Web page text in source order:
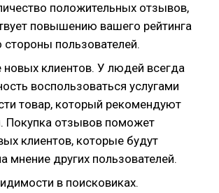
положительных отзывов,
повышению вашего рейтинга
стороны пользователей.
новых клиентов. У людей всегда
воспользоваться услугами
товар, который рекомендуют
Покупка отзывов поможет
клиентов, которые будут
мнение других пользователей.
в поисковиках.